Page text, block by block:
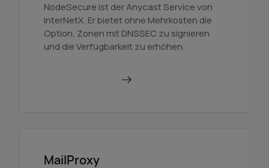
NodeSecure ist der Anycast Service von
InterNetX. Er bietet ohne Mehrkosten die
Option, Zonen mit DNSSEC zu signieren
und die Verfügbarkeit zu erhöhen.
MailProxy